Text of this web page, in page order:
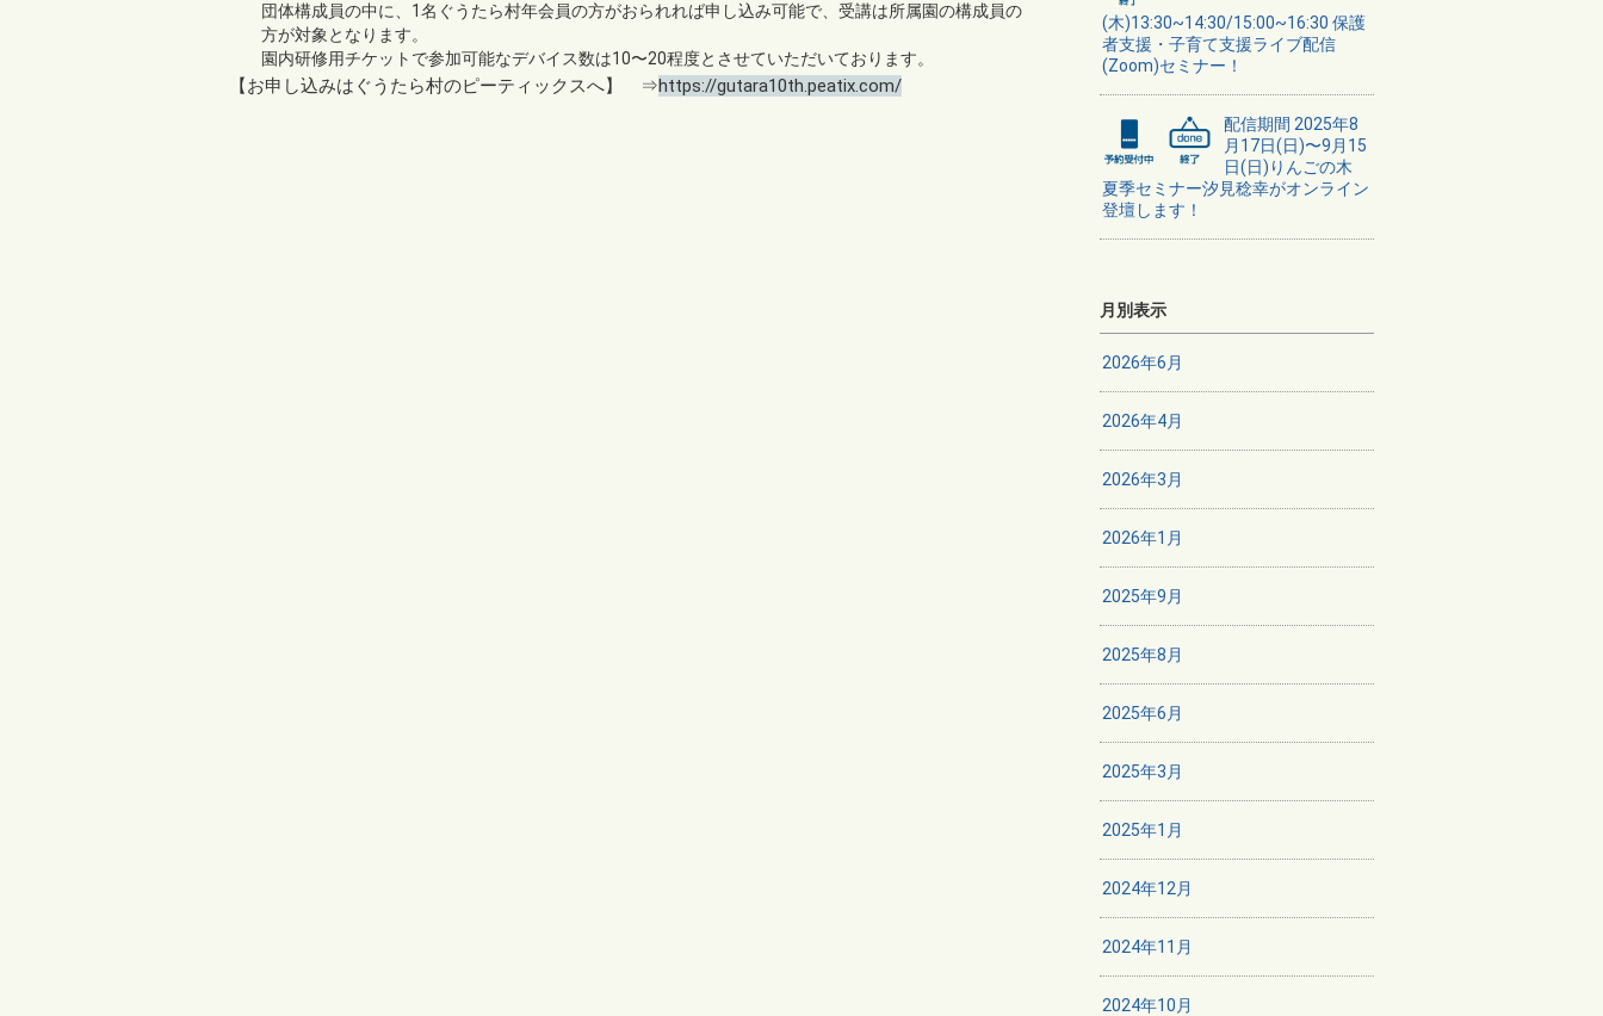
団体構成員の中に、1名ぐうたら村年会員の方がおられれば申し込み可能で、受講は所属園の構成員の
方が対象となります。
園内研修用チケットで参加可能なデバイス数は10〜20程度とさせていただいております。
【お申し込みはぐうたら村のピーティックスへ】 ⇒https://gutara10th.peatix.com/
(木)13:30~14:30/15:00~16:30 保護
者支援・子育て支援ライブ配信
(Zoom)セミナー！
配信期間 2025年8
月17日(日)〜9月15
日(日)りんごの木
夏季セミナー汐見稔幸がオンライン
登壇します！
月別表示
2026年6月
2026年4月
2026年3月
2026年1月
2025年9月
2025年8月
2025年6月
2025年3月
2025年1月
2024年12月
2024年11月
2024年10月